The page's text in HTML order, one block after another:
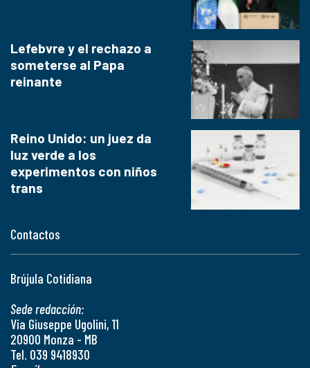
Contactos
Brújula Cotidiana
Sede redacción:
Via Giuseppe Ugolini, 11
20900 Monza - MB
Tel. 039 9418930
Lefebvre y el rechazo a
someterse al Papa
reinante
Reino Unido: un juez da
luz verde a los
experimentos con niños
trans